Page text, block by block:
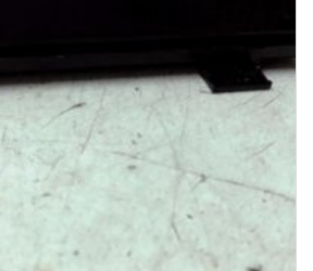
1-3 Werktage